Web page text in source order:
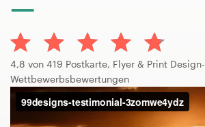
4,8 von 419 Postkarte, Flyer & Print Design-
Wettbewerbsbewertungen
Leistungen
Design-Wettbewerbe
1-zu-1-Projekte